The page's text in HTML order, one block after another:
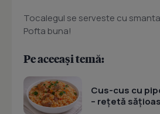
Tocalegul se serveste cu
Pofta buna!
Pe aceeași temă:
Cus-cus cu
– rețetă